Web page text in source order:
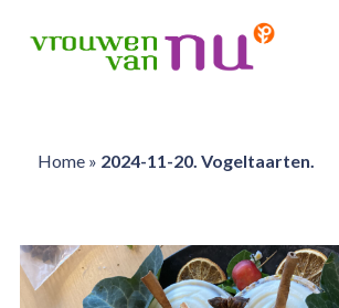
Home» 2024-11-20. Vogeltaarten.